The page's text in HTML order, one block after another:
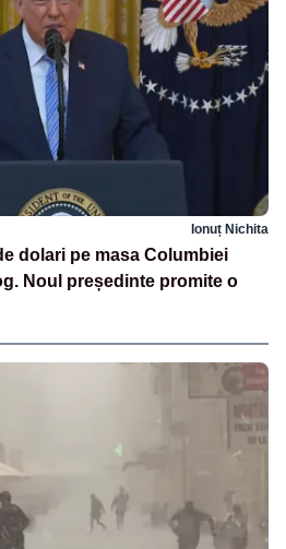
Ionuț Nichita
dolari pe masa Columbiei
Noul președinte promite o